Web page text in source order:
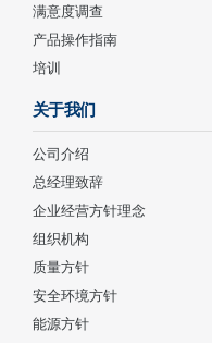
满意度调查
产品操作指南
培训
关于我们
公司介绍
总经理致辞
企业经营方针理念
组织机构
质量方针
安全环境方针
能源方针